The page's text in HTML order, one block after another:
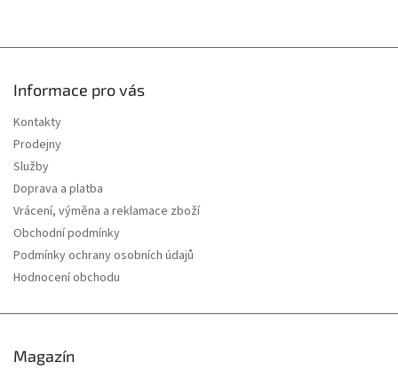
Informace pro vás
Kontakty
Prodejny
Služby
Doprava a platba
Vrácení, výměna a reklamace zboží
Obchodní podmínky
Podmínky ochrany osobních údajů
Hodnocení obchodu
Magazín